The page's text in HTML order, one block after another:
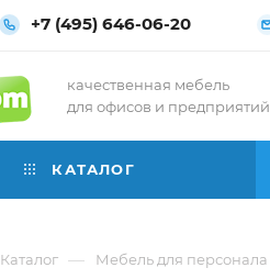
+7 (495) 646-06-20
качественная мебель
для офисов и предприятий
КАТАЛОГ
Каталог — Мебель для персонала